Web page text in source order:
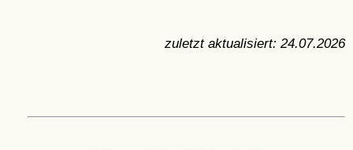
zuletzt aktualisiert: 24.07.2026